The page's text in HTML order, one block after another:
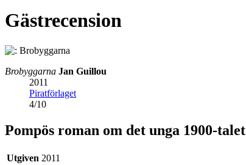
Gästrecension
Brobyggarna Jan Guillou
2011
Piratförlaget
4/10
Pompös roman om det unga 1900-talet
Utgiven 2011